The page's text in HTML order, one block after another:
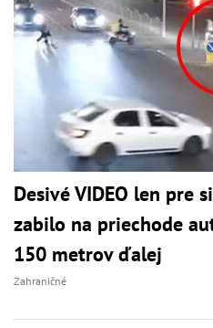
Desivé VIDEO len pre
zabilo na priechode
150 metrov ďalej
Zahraničné